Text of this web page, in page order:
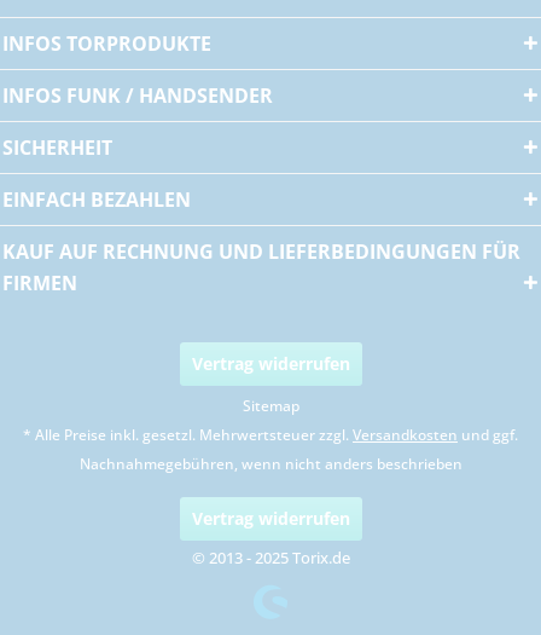
INFOS TORPRODUKTE
INFOS FUNK / HANDSENDER
SICHERHEIT
EINFACH BEZAHLEN
KAUF AUF RECHNUNG UND LIEFERBEDINGUNGEN FÜR
FIRMEN
Vertrag widerrufen
Sitemap
* Alle Preise inkl. gesetzl. Mehrwertsteuer zzgl. Versandkosten und ggf.
Nachnahmegebühren, wenn nicht anders beschrieben
Vertrag widerrufen
© 2013 - 2025 Torix.de